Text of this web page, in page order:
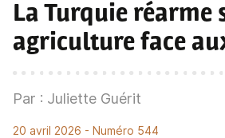
La Turquie réarme
agriculture face
Par : Juliette Guérit
20 avril 2026 - Numéro 544